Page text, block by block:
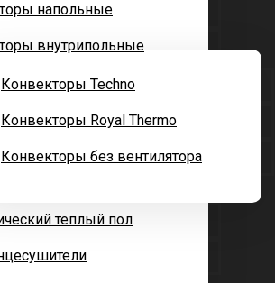
напольные
внутрипольные
Конвекторы Techno
Конвекторы Royal Thermo
Конвекторы без вентилятора
теплый пол